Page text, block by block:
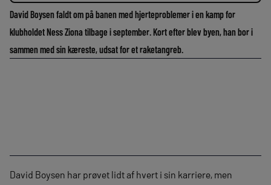
David Boysen faldt om på banen med hjerteproblemer i en kamp for
klubholdet Ness Ziona tilbage i september. Kort efter blev byen, han bor i
sammen med sin kæreste, udsat for et raketangreb.
David Boysen har prøvet lidt af hvert i sin karriere, men